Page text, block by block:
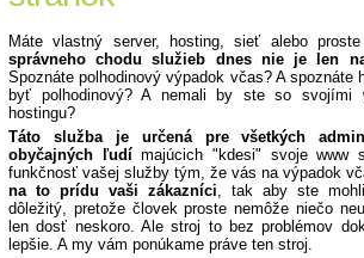
Máte vlastný server, hosting, sieť alebo
správneho chodu služieb dnes nie je len
Spoznáte polhodinový výpadok včas? A spoznáte
byť polhodinový? A nemali by ste so svojími
hostingu?
Táto služba je určená pre všetkých
obyčajných ľudímajúcich "kdesi" svoje www
funkčnosť vašej služby tým, že vás na výpadok
na to prídu vaši zákazníci, tak aby ste
dôležitý, pretože človek proste nemôže niečo
len dosť neskoro. Ale stroj to bez problémov
lepšie. A my vám ponúkame práve ten stroj.